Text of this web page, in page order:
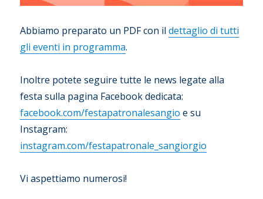
Abbiamo preparato un PDF con ildettaglio di tutti
gli eventi in programma.
Inoltre potete seguire tutte le news legate alla
festa sulla pagina Facebook dedicata:
facebook.com/festapatronalesangio e su
Instagram:
instagram.com/festapatronale_sangiorgio
Vi aspettiamo numerosi!